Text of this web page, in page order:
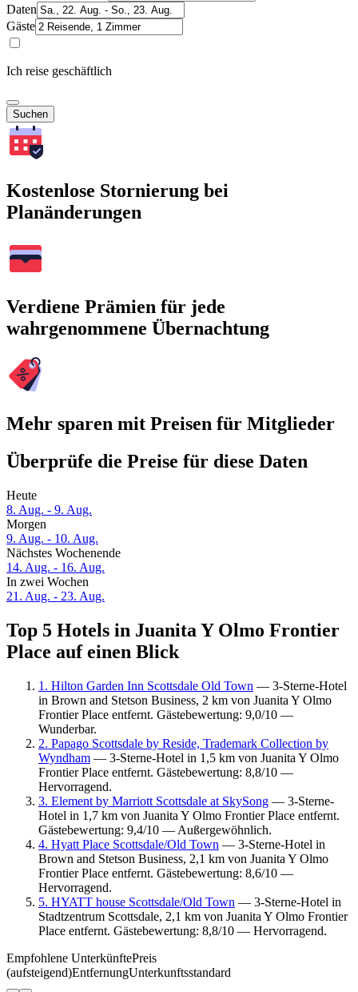
Daten
Gäste
Ich reise geschäftlich
Suchen
Kostenlose Stornierung bei
Planänderungen
Verdiene Prämien für jede
wahrgenommene Übernachtung
Mehr sparen mit Preisen für Mitglieder
Überprüfe die Preise für diese Daten
Heute
8. Aug. - 9. Aug.
Morgen
9. Aug. - 10. Aug.
Nächstes Wochenende
14. Aug. - 16. Aug.
In zwei Wochen
21. Aug. - 23. Aug.
Top 5 Hotels in Juanita Y Olmo Frontier
Place auf einen Blick
1. Hilton Garden Inn Scottsdale Old Town — 3-Sterne-Hotel
in Brown and Stetson Business, 2 km von Juanita Y Olmo
Frontier Place entfernt. Gästebewertung: 9,0/10 —
Wunderbar.
2. Papago Scottsdale by Reside, Trademark Collection by
Wyndham — 3-Sterne-Hotel in 1,5 km von Juanita Y Olmo
Frontier Place entfernt. Gästebewertung: 8,8/10 —
Hervorragend.
3. Element by Marriott Scottsdale at SkySong — 3-Sterne-
Hotel in 1,7 km von Juanita Y Olmo Frontier Place entfernt.
Gästebewertung: 9,4/10 — Außergewöhnlich.
4. Hyatt Place Scottsdale/Old Town — 3-Sterne-Hotel in
Brown and Stetson Business, 2,1 km von Juanita Y Olmo
Frontier Place entfernt. Gästebewertung: 8,6/10 —
Hervorragend.
5. HYATT house Scottsdale/Old Town — 3-Sterne-Hotel in
Stadtzentrum Scottsdale, 2,1 km von Juanita Y Olmo Frontier
Place entfernt. Gästebewertung: 8,8/10 — Hervorragend.
Empfohlene UnterkünftePreis
(aufsteigend)EntfernungUnterkunftsstandard